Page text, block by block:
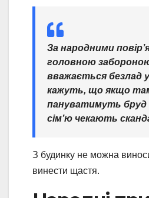
За народними
головною
вважається безлад
кажуть, що якщо
пануватимуть бруд
сім’ю чекають
З будинку не можна
винести щастя.